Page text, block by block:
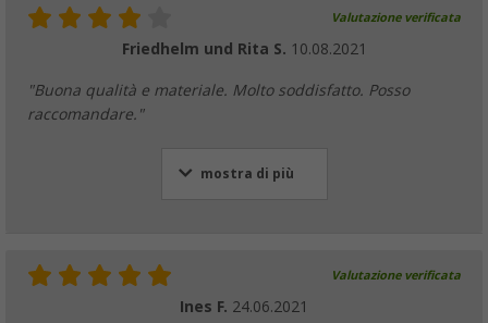
Valutazione verificata
Friedhelm und Rita S. 10.08.2021
"Buona qualità e materiale. Molto soddisfatto. Posso
raccomandare."
mostra di più
Valutazione verificata
Ines F. 24.06.2021